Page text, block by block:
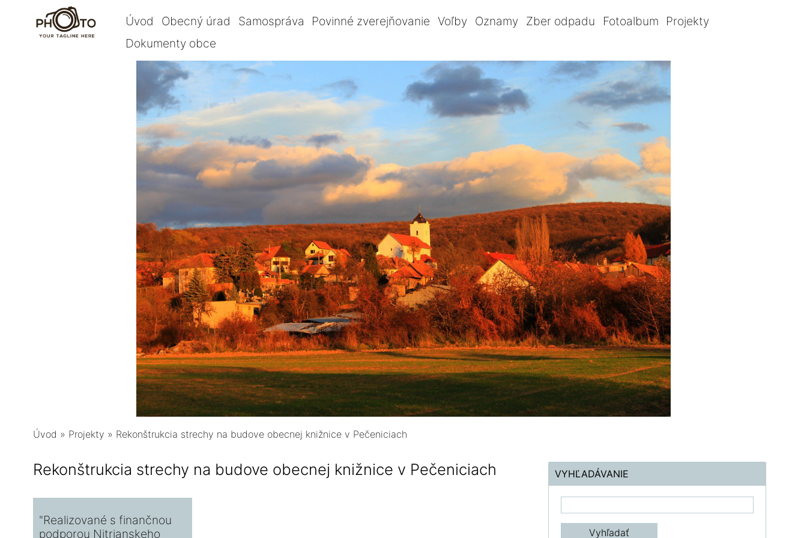
Úvod Obecný úrad Samospráva Povinné zverejňovanie Voľby Oznamy Zber odpadu Fotoalbum
Projekty
Dokumenty obce
Úvod » Projekty » Rekonštrukcia strechy na budove obecnej knižnice v Pečeniciach
Rekonštrukcia strechy na budove obecnej knižnice v Pečeniciach
"Realizované s finančnou
podporou Nitrianskeho
VYHĽADÁVANIE